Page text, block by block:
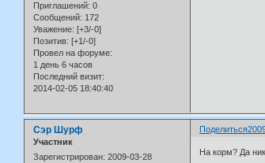
Приглашений: 0
Сообщений: 172
Уважение: [+3/-0]
Позитив: [+1/-0]
Провел на форуме:
1 день 6 часов
Последний визит:
2014-02-05 18:40:40
Поделиться
Сэр Шурф
Участник
Зарегистрирован: 2009-03-28
На корм? Да